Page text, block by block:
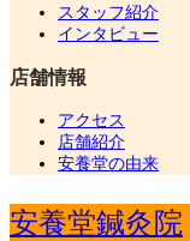
スタッフ紹介
インタビュー
店舗情報
アクセス
店舗紹介
安養堂の由来
安養堂鍼灸院